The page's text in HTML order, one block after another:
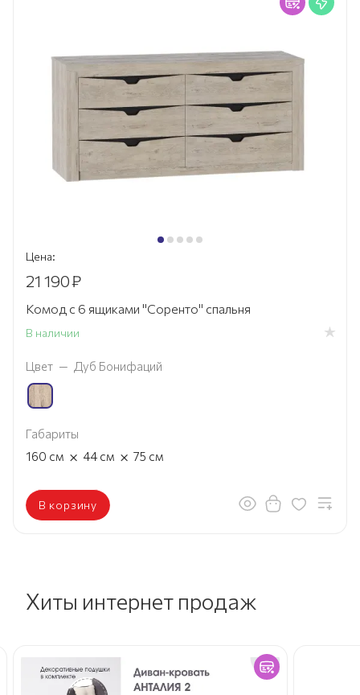
Цена:
21 190₽
Комод с 6 ящиками "Соренто" спальня
В наличии
Цвет — Дуб Бонифаций
Габариты
160 см × 44 см × 75 см
В корзину
Хиты интернет продаж